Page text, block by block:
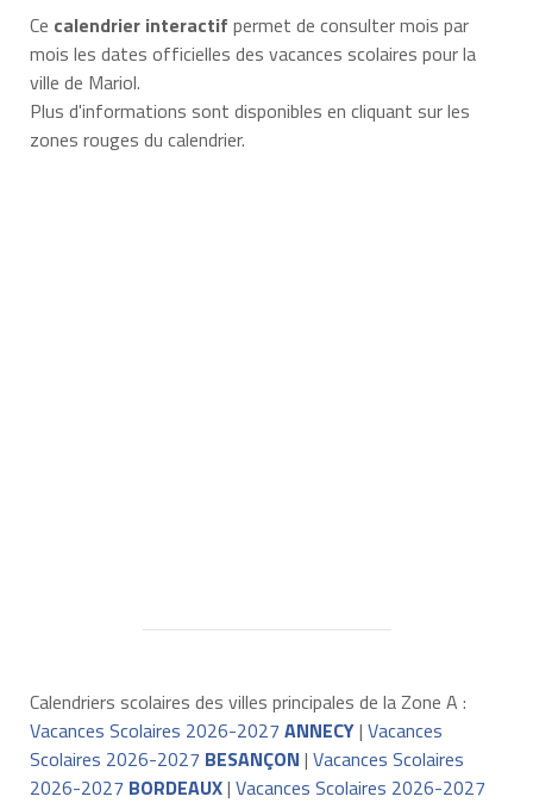
Ce calendrier interactif permet de consulter mois par
mois les dates officielles des vacances scolaires pour la
ville de Mariol.
Plus d'informations sont disponibles en cliquant sur les
zones rouges du calendrier.
Calendriers scolaires des villes principales de la Zone A :
Vacances Scolaires 2026-2027 ANNECY| Vacances
Scolaires 2026-2027 BESANÇON | Vacances Scolaires
2026-2027 BORDEAUX| Vacances Scolaires 2026-2027